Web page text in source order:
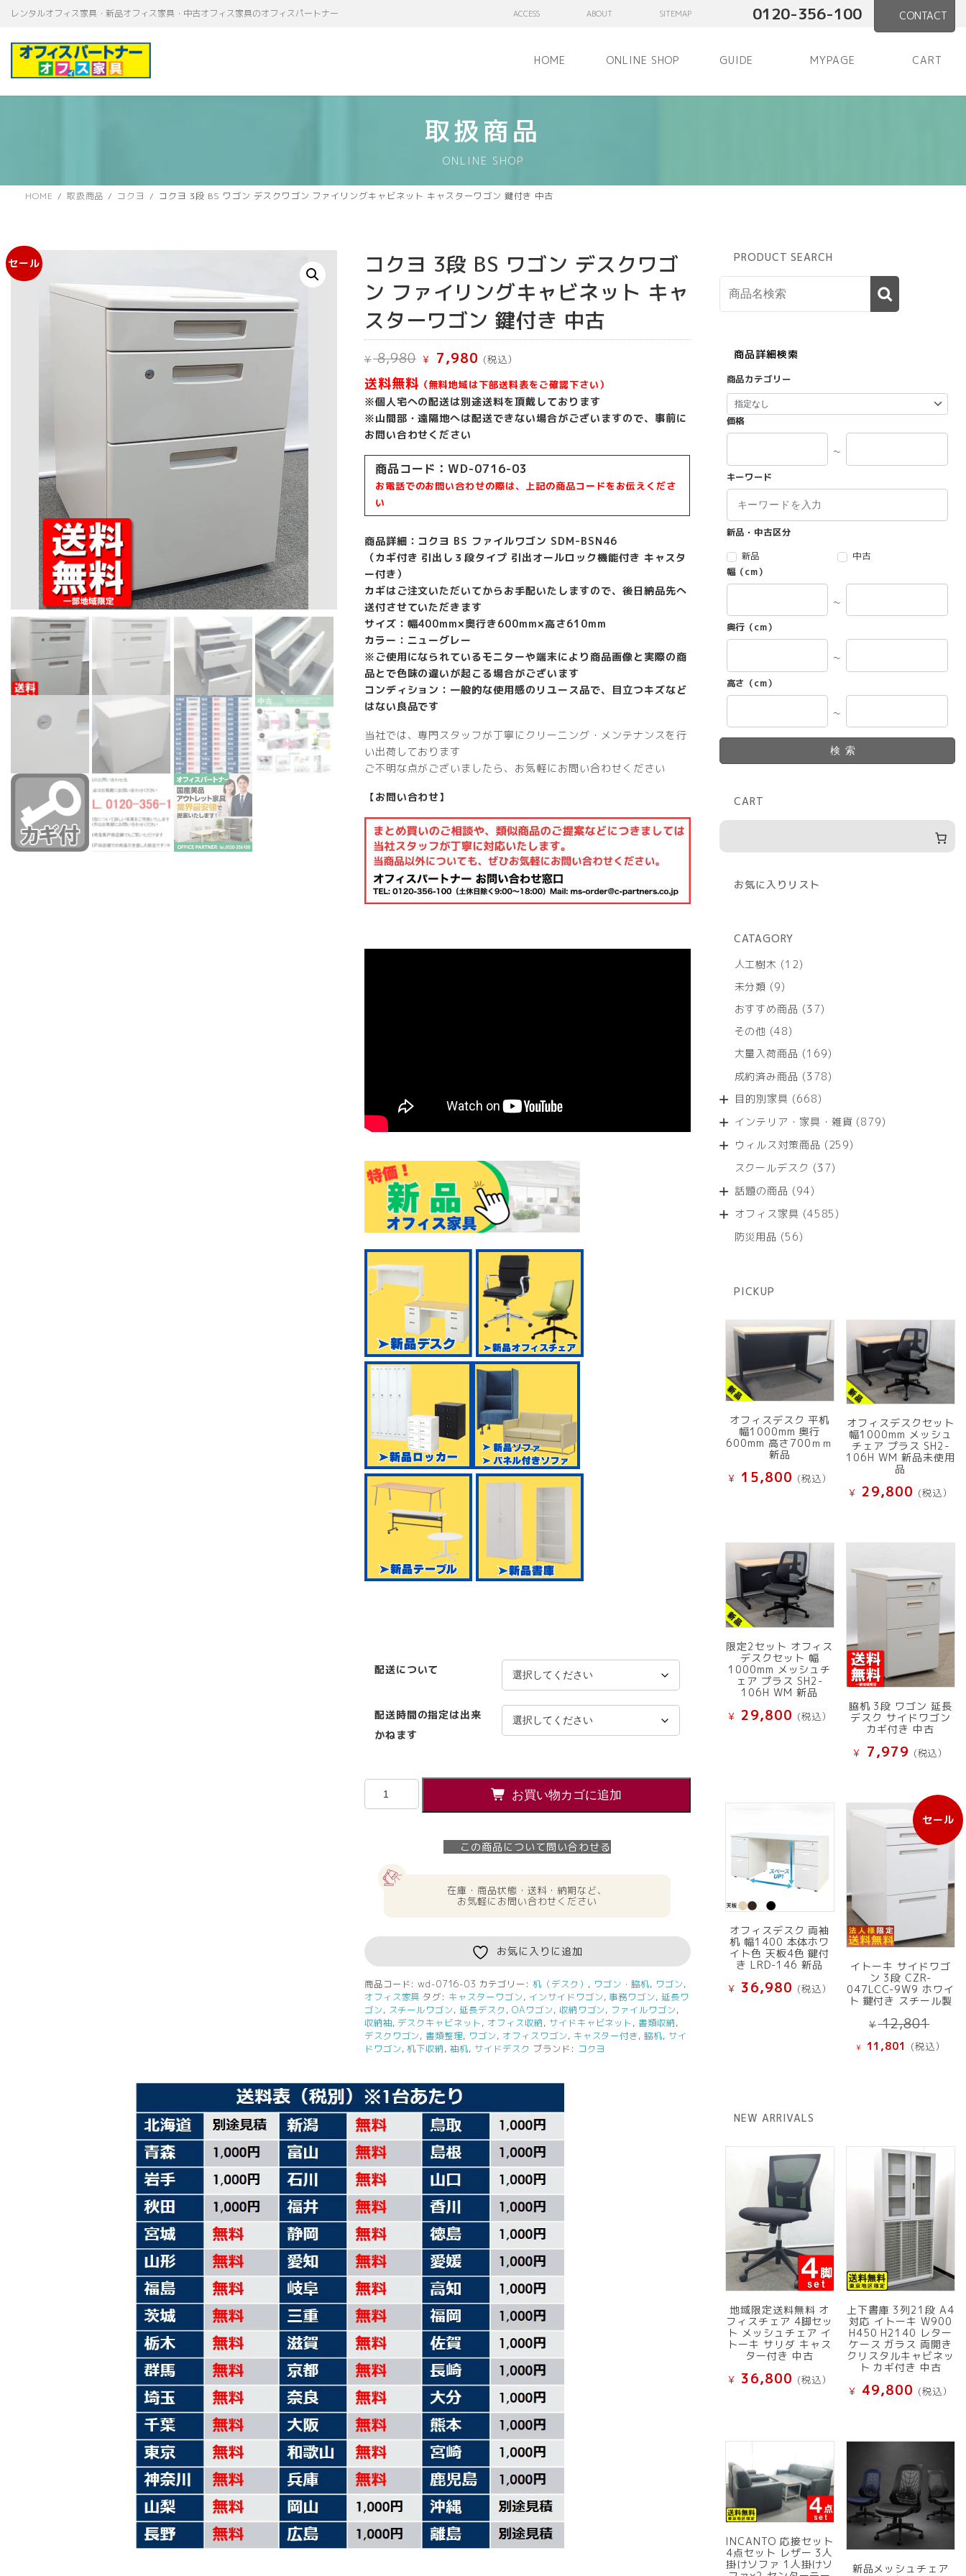
テ
ゲ
レンタルオフィス家具・新品オフィス家具・中古オフィス家具のオフィスパートナー ACCESS ABOUT SITEMAP 0120-356-100 CONTACT
HOME ONLINE SHOP GUIDE MYPAGE CART
取扱商品
ONLINE SHOP
HOME 取扱商品 コクヨ コクヨ 3段 BS ワゴン デスクワゴン ファイリングキャビネット キャスターワゴン 鍵付き 中古
セール
コクヨ 3段 BS ワゴン デスクワゴ
ン ファイリングキャビネット キャ
スターワゴン 鍵付き 中古
¥8,980 元
の
価
格
は
¥ 8,980
で
し
¥ 7,980 現
在
の
価
格
は
¥ 7,980
(税込）
送料無料 （無料地域は下部送料表をご確認下さい）
※個人宅への配送は別途送料を頂戴しております
※山間部・遠隔地へは配送できない場合がございますので、事前に
お問い合わせください
商品コード：WD-0716-03
お電話でのお問い合わせの際は、上記の商品コードをお伝えくださ
い
商品詳細：コクヨ BS ファイルワゴン SDM-BSN46
（カギ付き 引出し３段タイプ 引出オールロック機能付き キャスタ
ー付き）
カギはご注文いただいてからお手配いたしますので、後日納品先へ
送付させていただきます
サイズ：幅400mm×奥行き600mm×高さ610mm
カラー：ニューグレー
※ご使用になられているモニターや端末により商品画像と実際の商
品とで色味の違いが起こる場合がございます
コンディション：一般的な使用感のリユース品で、目立つキズなど
はない良品です
当社では、専門スタッフが丁寧にクリーニング・メンテナンスを行
い出荷しております
ご不明な点がございましたら、お気軽にお問い合わせください
【お問い合わせ】
配送について
配送時間の指定は出来
かねます
コ
ク
デ
ス
ク
ワ
ゴ
ン
フ
ァ
リ
ン
グ
キ
ャ
ビ
ネ
ッ
ト
キ
ャ
ス
タ
ー
ワ
ゴ
ン
鍵
付
き
中
古
個
お買い物カゴに追加
この商品について問い合わせる
在庫・商品状態・送料・納期など、
お気軽にお問い合わせください
お気に入りに追加
商品コード:wd-0716-03 カテゴリー: 机（デスク） , ワゴン・脇机, ワゴン,
オフィス家具 タグ: キャスターワゴン, インサイドワゴン, 事務ワゴン,延長ワ
ゴン, スチールワゴン,延長デスク , OAワゴン, 収納ワゴン, ファイルワゴン,
収納袖, デスクキャビネット, オフィス収納, サイドキャビネット, 書類収納,
デスクワゴン, 書類整理, ワゴン, オフィスワゴン, キャスター付き,脇机, サイ
ドワゴン,机下収納,袖机, サイドデスク ブランド: コクヨ
PRODUCT SEARCH
商品詳細検索
商品カテゴリー
価格
～
キーワード
新品・中古区分
新品
中古
幅（cm）
～
奥行（cm）
～
高さ（cm）
～
検索
CART
お気に入りリスト
CATAGORY
人工樹木
1212
商
未分類 99
の
商
おすすめ商品 3737
商
その他 4848
の
商
大量入荷商品 169169
の
成約済み商品 378378
商
目的別家具 668668
の
商
インテリア・家具・雑貨 879879
ウィルス対策商品 259259
スクールデスク 3737
商
話題の商品 9494
の
オフィス家具 45854585
防災用品 5656
PICKUP
オフィスデスク 平机
幅1000mm 奥行
600mm 高さ700ｍｍ
新品
¥ 15,800 (税込）
オフィスデスクセット
幅1000mm メッシュ
チェア プラス SH2-
106H WM 新品未使用
品
¥ 29,800 (税込）
限定2セット オフィス
デスクセット 幅
1000mm メッシュチ
ェア プラス SH2-
106H WM 新品
¥ 29,800 (税込）
脇机 3段 ワゴン 延長
デスク サイドワゴン
カギ付き 中古
¥ 7,979 (税込）
オフィスデスク 両袖
机 幅1400 本体ホワ
イト色 天板4色 鍵付
き LRD-146 新品
¥ 36,980 (税込）
セール
販
売
中
品
イトーキ サイドワゴ
ン 3段 CZR-
047LCC-9W9 ホワイ
ト 鍵付き スチール製
¥12,801
の
価
た。
¥ 11,801 現
で
す。
(税込）
NEW ARRIVALS
地域限定送料無料 オ
フィスチェア 4脚セッ
ト メッシュチェア イ
トーキ サリダ キャス
ター付き 中古
¥ 36,800 (税込）
上下書庫 3列21段 A4
対応 イトーキ W900
H450 H2140 レター
ケース ガラス 両開き
クリスタルキャビネッ
ト カギ付き 中古
¥ 49,800 (税込）
INCANTO 応接セット
4点セット レザー 3人
掛けソファ 1人掛けソ
新品メッシュチェア